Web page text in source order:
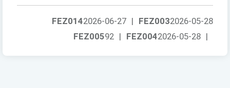
FEZ0032026-05-28
FEZ0142026-06-27 |
FEZ0042026-05-28 |
FEZ00592 |